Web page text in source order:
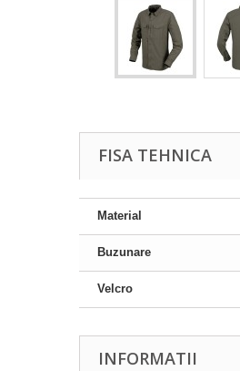
FISA TEHNICA
Material
Buzunare
Velcro
INFORMATII